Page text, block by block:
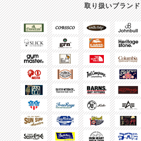
取り扱いブランド